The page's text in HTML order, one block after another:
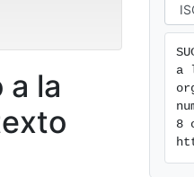
a la
a
8